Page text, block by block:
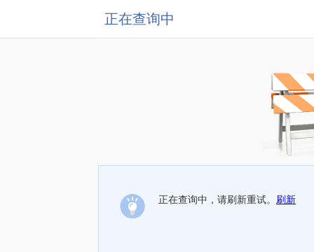
正在查询中
正在查询中，请刷新重试。 刷新